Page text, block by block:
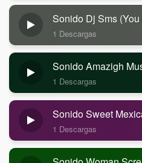
Sonido Dj Sms
1 Descargas
Sonido Amazigh
1 Descargas
Sonido Sweet
1 Descargas